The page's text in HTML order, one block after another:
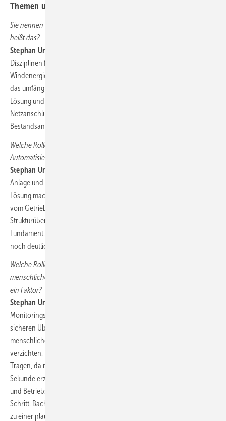
Themen und künftige Trends.
Sie nennen Ihr Automatisierungsprogramm „Wind Energy 5.0“, was
heißt das?
Stephan Unger:
Disziplinen für die Automatisierung und den erfolgreichen Betrieb von
Windenergieanlangen dar. Konkret sind das die Steuerungstechnik,
das umfängliche Condition Monitoring, die komfortable Scada-
Lösung und neben dem gesamten Energiemanagement beim
Netzanschluss auch das lebenszeitverlängernde Retrofit von
Bestandsanlagen.
Welche Rolle spielt das CMS in dem so ausdifferenzierten
Automatisierungssystem?
Stephan Unger:
Anlage und den Windpark, denn nicht jede technisch machbare
Lösung macht auch Sinn. Daher decken wir mit unseren Lösungen
vom Getriebestrang über das Rotorblatt auch die komplette
Strukturüberwachung ab – das SHM von der Spitze bis zum
Fundament. Und im Offshorebereich reicht unsere CMS-Expertise
noch deutlich weiter.
Welche Rolle spielt in der täglichen Turbinenüberwachung noch die
menschliche Kontrolle, und ist künstliche Intelligenz, also KI, schon
ein Faktor?
Stephan Unger:
Monitorings einen wichtigen Baustein in der zuverlässigen und
sicheren Überwachung von Windenergieanlagen an. Auf die
menschliche Komponente kann und sollte man an dieser Stelle nicht
verzichten. KI kommt bei Analysen und Datenbewertungen zum
Tragen, da moderne Anlagen mittlerweile „Tonnen“ von Daten pro
Sekunde erzeugen. Auch ist hier das Zusammenführen von Fremd-
und Betriebsführungsdaten ein für eine treffliche Analyse wichtiger
Schritt. Bachmanns WebLog-Suite kann all diese Daten aufgreifen und
zu einer plausiblen Analyse heranziehen.